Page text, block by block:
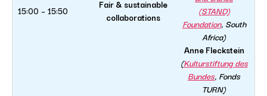
15:00 – 15:50
Fair & sustainable
collaborations
(STAND)
Foundation, South
Africa)
Anne Fleckstein
(Kulturstiftung des
Bundes, Fonds
TURN)